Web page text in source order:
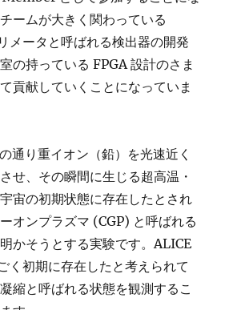
ームが大きく関わっている
メータと呼ばれる検出器の開発
の持っている FPGA 設計のさま
貢献していくことになっていま
通り重イオン（鉛）を光速近く
せ、その瞬間に生じる超高温・
宙の初期状態に存在したとされ
オンプラズマ (CGP) と呼ばれる
かそうとする実験です。ALICE
く初期に存在したと考えられて
縮と呼ばれる状態を観測するこ